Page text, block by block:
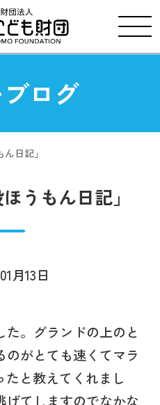
ログ
日記」
うもん日記」
月13日
。グランドの上のと
のがとても速くてマラ
たと教えてくれまし
げてしますのでなかな